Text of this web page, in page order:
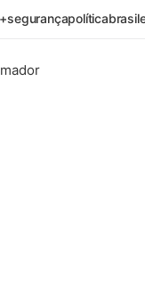
segurançapolíticabrasil